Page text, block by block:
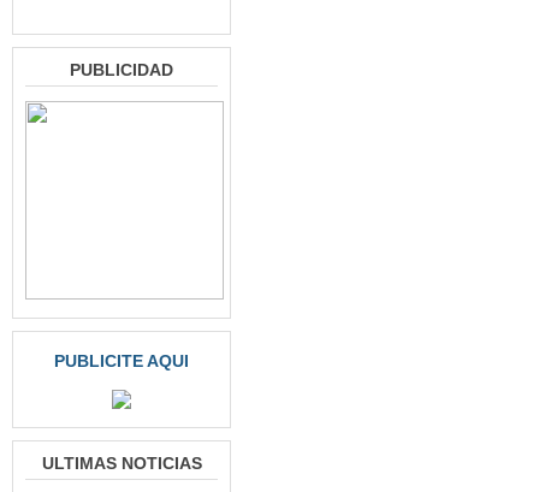
PUBLICIDAD
PUBLICITE AQUI
ULTIMAS NOTICIAS